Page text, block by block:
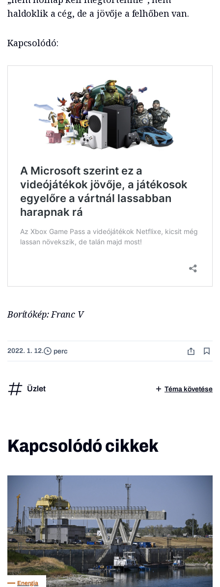
haldoklik a cég, de a jövője a felhőben van.
Kapcsolódó:
Borítókép: Franc V
2022. 1. 12. perc
Üzlet Téma követése
Kapcsolódó cikkek
Energia